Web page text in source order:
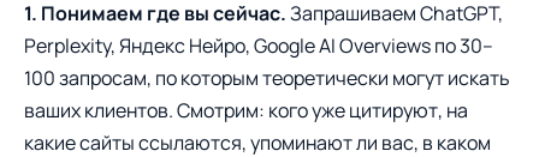
1. Понимаем где вы сейчас.Запрашиваем ChatGPT,
Perplexity, Яндекс Нейро, Google AI Overviews по 30–
100 запросам, по которым теоретически могут искать
ваших клиентов. Смотрим: кого уже цитируют, на
какие сайты ссылаются, упоминают ли вас, в каком